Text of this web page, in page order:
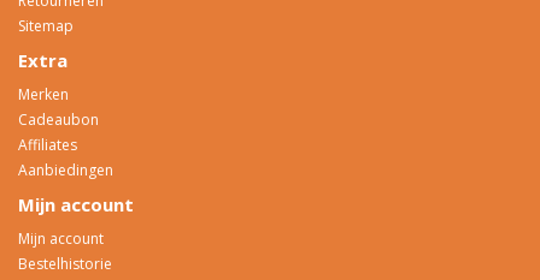
Sitemap
Extra
Merken
Cadeaubon
Affiliates
Aanbiedingen
Mijn account
Mijn account
Bestelhistorie